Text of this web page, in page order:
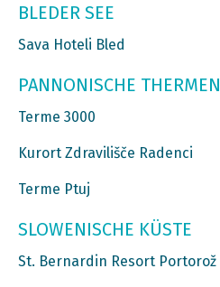
BLEDER SEE
Sava Hoteli Bled
PANNONISCHE THERMEN
Terme 3000
Kurort Zdravilišče Radenci
Terme Ptuj
SLOWENISCHE KÜSTE
St. Bernardin Resort Portorož